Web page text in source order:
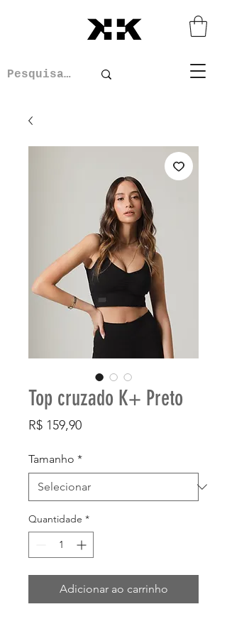
Top cruzado K+ Preto
R$ 159,90Preço
Tamanho *
Quantidade *
Adicionar ao carrinho